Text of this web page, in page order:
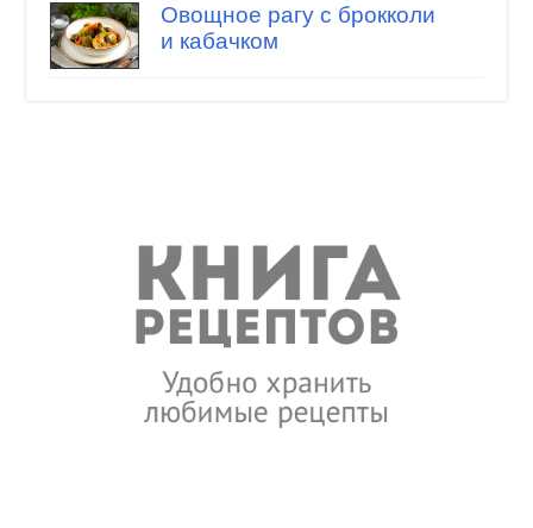
Овощное рагу с брокколи
и кабачком